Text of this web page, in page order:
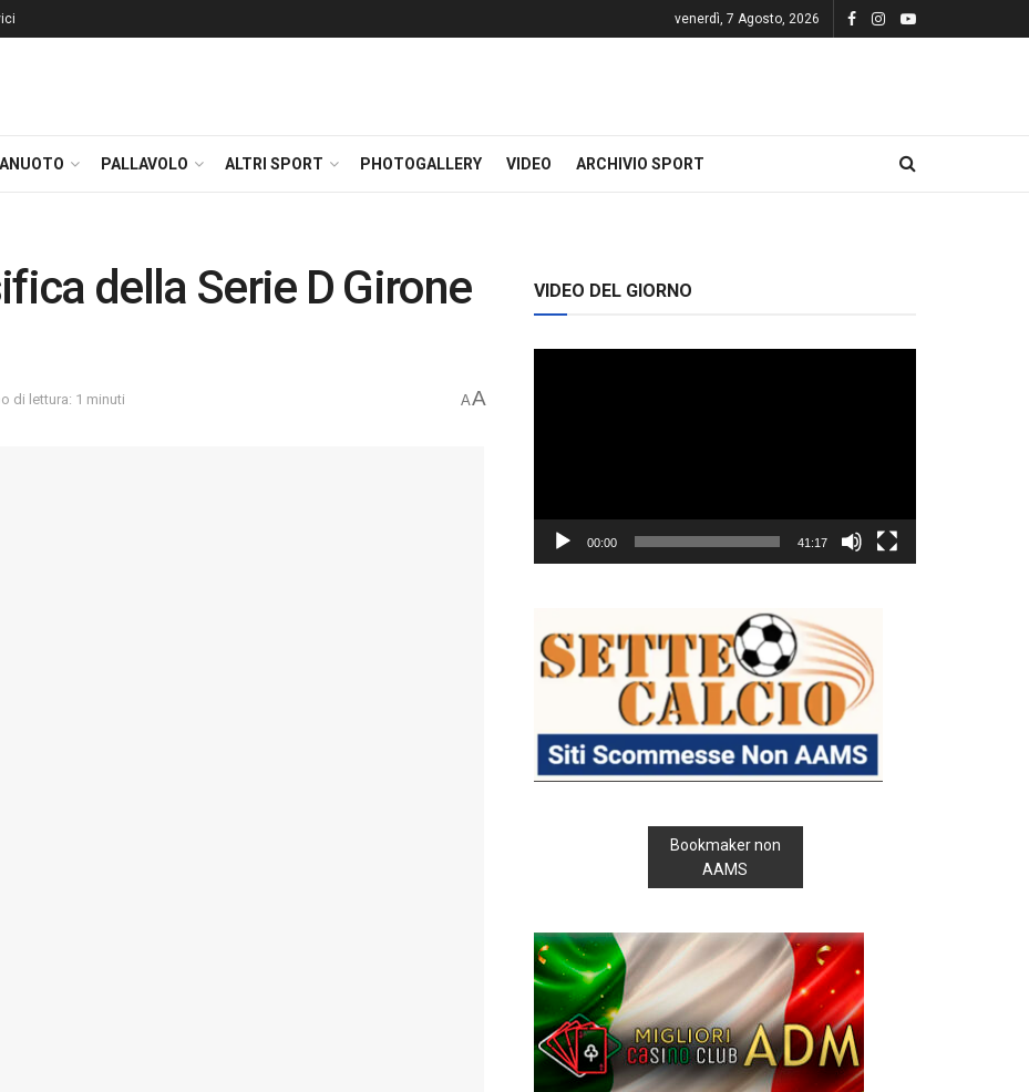
venerdì, 7 Agosto, 2026
PALLAVOLO ALTRI SPORT PHOTOGALLERY VIDEO ARCHIVIO SPORT
della Serie D Girone
di lettura: 1 minuti AA
VIDEO DEL GIORNO
00:00 41:17
Bookmaker non
AAMS